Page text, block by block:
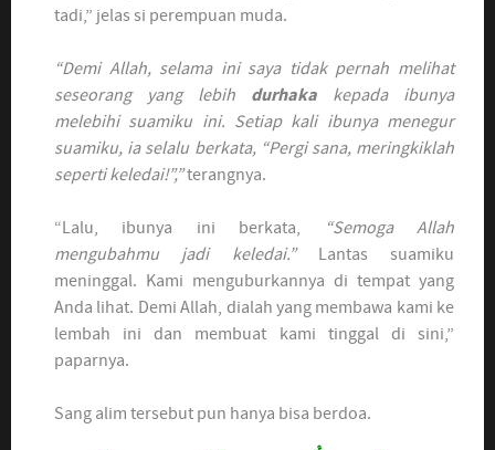
tadi,” jelas si perempuan muda.
“Demi Allah, selama ini saya tidak pernah melihat
seseorang yang lebih durhaka kepada ibunya
melebihi suamiku ini. Setiap kali ibunya menegur
suamiku, ia selalu berkata, “Pergi sana, meringkiklah
seperti keledai!”,”terangnya.
“Lalu, ibunya ini berkata,
“Semoga Allah
mengubahmu jadi keledai.”Lantas suamiku
meninggal. Kami menguburkannya di tempat yang
Anda lihat. Demi Allah, dialah yang membawa kami ke
lembah ini dan membuat kami tinggal di sini,”
paparnya.
Sang alim tersebut pun hanya bisa berdoa.